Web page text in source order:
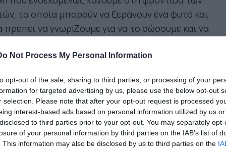
Not Process My Personal Information
opt-out of the sale, sharing to third parties, or processing of your
for targeted advertising by us, please use the below opt-out
selection. Please note that after your opt-out request is processed
interest-based ads based on personal information utilized by us
to third parties prior to your opt-out. You may separately
of your personal information by third parties on the IAB’s list of
This information may also be disclosed by us to third parties on the
τα οποία μπορούν να ξεράνουν ένα φυτό και
πρέπει να γνωρίζουμε για να το σώσουμε και να
Το νερό είναι απαραίτητο στοιχείο για
και να απορροφήσουν θρεπτικά
από το βρόχινο νερό που δίνει η φύση
το νερό ποτίσματος που χρησιμοποιήουμε. H
νερού προκαλεί μάρανση των φύλλων,